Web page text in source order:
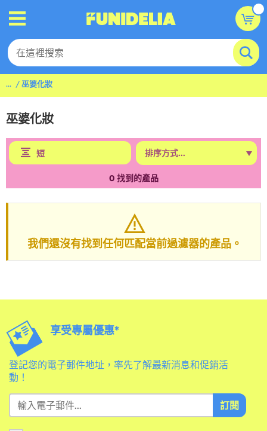
... 巫婆化妝
巫婆化妝
短
0找到的產品
我們還沒有找到任何匹配當前過濾器的產品。
享受專屬優惠*
登記您的電子郵件地址，率先了解最新消息和促銷活
動！
訂閱